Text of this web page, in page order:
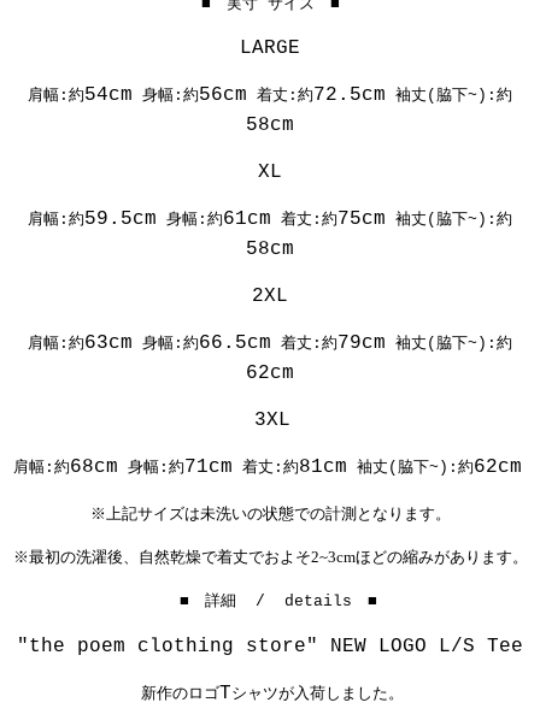
■ 実寸 サイズ ■
LARGE
肩幅:約54cm 身幅:約56cm 着丈:約72.5cm 袖丈(脇下~):約
58cm
XL
肩幅:約59.5cm 身幅:約61cm 着丈:約75cm 袖丈(脇下~):約
58cm
2XL
肩幅:約63cm 身幅:約66.5cm 着丈:約79cm 袖丈(脇下~):約
62cm
3XL
肩幅:約68cm 身幅:約71cm 着丈:約81cm 袖丈(脇下~):約62cm
※上記サイズは未洗いの状態での計測となります。
※最初の洗濯後、自然乾燥で着丈でおよそ2~3cmほどの縮みがあります。
■ 詳細 / details ■
"the poem clothing store" NEW LOGO L/S Tee
新作のロゴTシャツが入荷しました。